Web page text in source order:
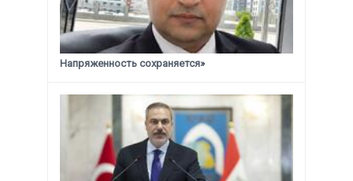
Напряженность сохраняется»